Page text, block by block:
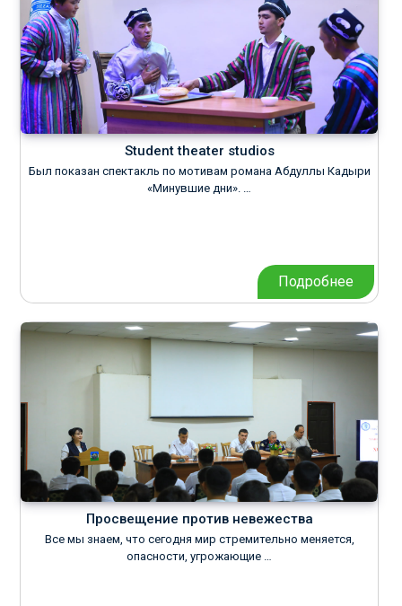
Student theater studios
Был показан спектакль по мотивам романа Абдуллы Кадыри
«Минувшие дни». …
Подробнее
Просвещение против невежества
Все мы знаем, что сегодня мир стремительно меняется,
опасности, угрожающие …